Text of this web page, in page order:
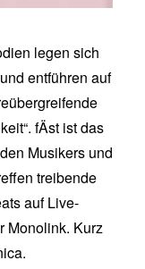
legen sich
entführen auf
fÄst ist das
Musikers und
treibende
auf Live-
Monolink. Kurz